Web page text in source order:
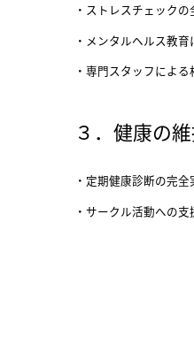
ストレスチェックの
メンタルヘルス教
専門スタッフによる
３．健康の
定期健康診断の完
サークル活動への